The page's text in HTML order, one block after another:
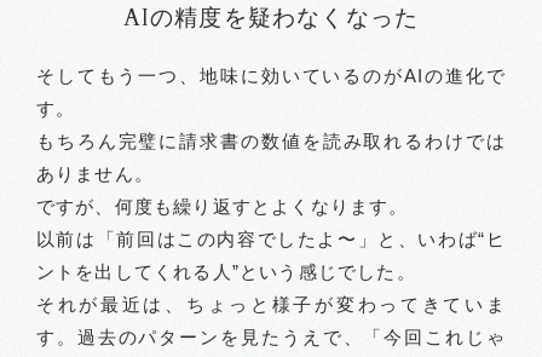
AIの精度を疑わなくなった
そしてもう一つ、地味に効いているのがAIの進化で
す。
もちろん完璧に請求書の数値を読み取れるわけでは
ありません。
ですが、何度も繰り返すとよくなります。
以前は「前回はこの内容でしたよ〜」と、いわば“ヒ
ントを出してくれる人”という感じでした。
それが最近は、ちょっと様子が変わってきていま
す。過去のパターンを見たうえで、「今回これじゃ